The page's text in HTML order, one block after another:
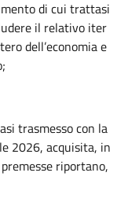
di cui trattasi
il relativo iter
dell’economia e
trasmesso con la
2026, acquisita, in
riportano,